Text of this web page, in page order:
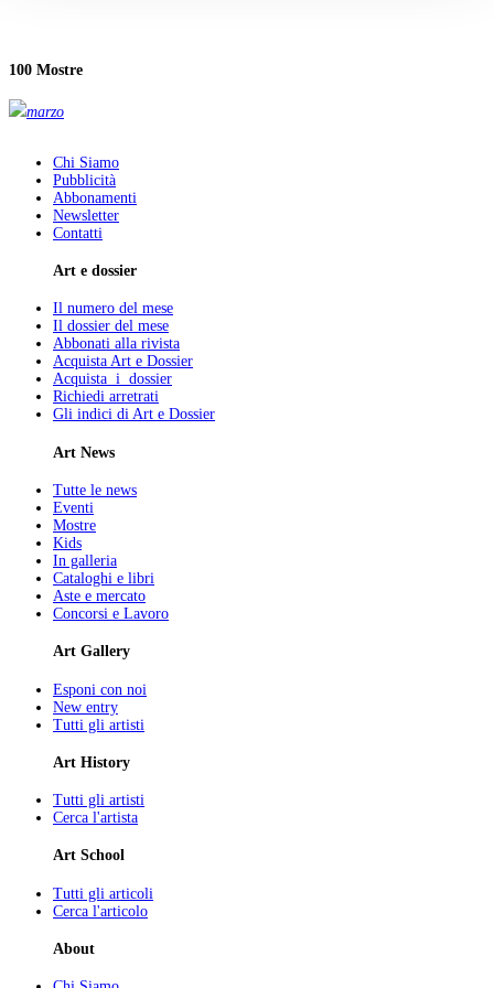
100 Mostre
marzo
Chi Siamo
Pubblicità
Abbonamenti
Newsletter
Contatti
Art e dossier
Il numero del mese
Il dossier del mese
Abbonati alla rivista
Acquista Art e Dossier
Acquista i dossier
Richiedi arretrati
Gli indici di Art e Dossier
Art News
Tutte le news
Eventi
Mostre
Kids
In galleria
Cataloghi e libri
Aste e mercato
Concorsi e Lavoro
Art Gallery
Esponi con noi
New entry
Tutti gli artisti
Art History
Tutti gli artisti
Cerca l'artista
Art School
Tutti gli articoli
Cerca l'articolo
About